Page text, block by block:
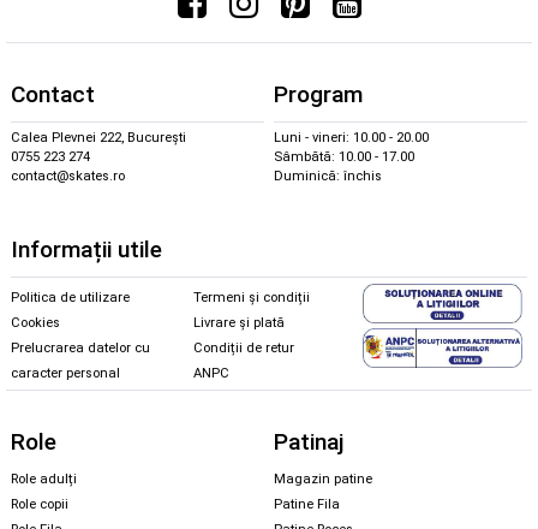
Contact
Calea Plevnei 222, București
0755 223 274
contact@skates.ro
Program
Luni - vineri: 10.00 - 20.00
Sâmbătă: 10.00 - 17.00
Duminică: închis
Informații utile
Politica de utilizare
Cookies
Prelucrarea datelor cu
caracter personal
Termeni și condiții
Livrare și plată
Condiții de retur
ANPC
Role
Role adulți
Role copii
Patinaj
Magazin patine
Patine Fila